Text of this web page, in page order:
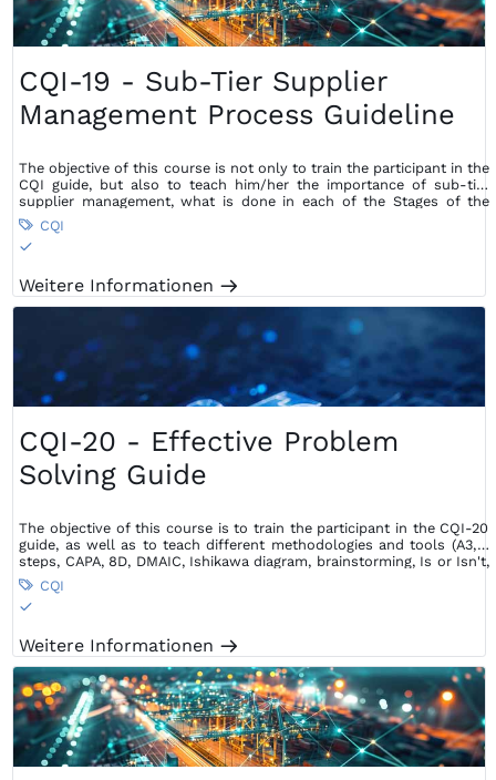
CQI-19 - Sub-Tier Supplier
Management Process Guideline
The objective of this course is not only to train the participant in the
CQI guide, but also to teach him/her the importance of sub-tier
supplier management, what is done in each of the Stages of the
Supplier Management process and guidelines for doing so.
 CQI
S
Weitere Informationen m
CQI-20 - Effective Problem
Solving Guide
The objective of this course is to train the participant in the CQI-20
guide, as well as to teach different methodologies and tools (A3, 7
steps, CAPA, 8D, DMAIC, Ishikawa diagram, brainstorming, Is or Isn't,
5 Whys, Pareto diagram, Cause and Effect Matrix, fault tree) that can
also be used according to the type of problem faced, in order to
find the root cause and avoid its recurrence.
 CQI
S
Weitere Informationen m